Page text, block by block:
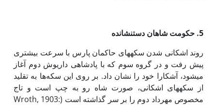
5. حکومت شاهان دست­نشانده
روند اشکانی شدن سکه­های حاکمان پارس با سرعت بیشتری
پیش رفت و در گروه سوم که با پادشاهی داریوش دوم آغاز
می­شود، آشکارا خود را نشان داد. بر روی این سکه‌ها به تقلید
از سکه­های اشکانی، صورت شاه رو به چپ است و تاج
مخصوص مهرداد دوم را بر سر گذاشته است (Wroth, 1903: